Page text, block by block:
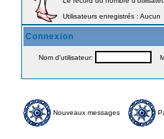
Utilisateurs enregistrés : Aucun
Connexion
Nom d'utilisateur:
Nouveaux messages